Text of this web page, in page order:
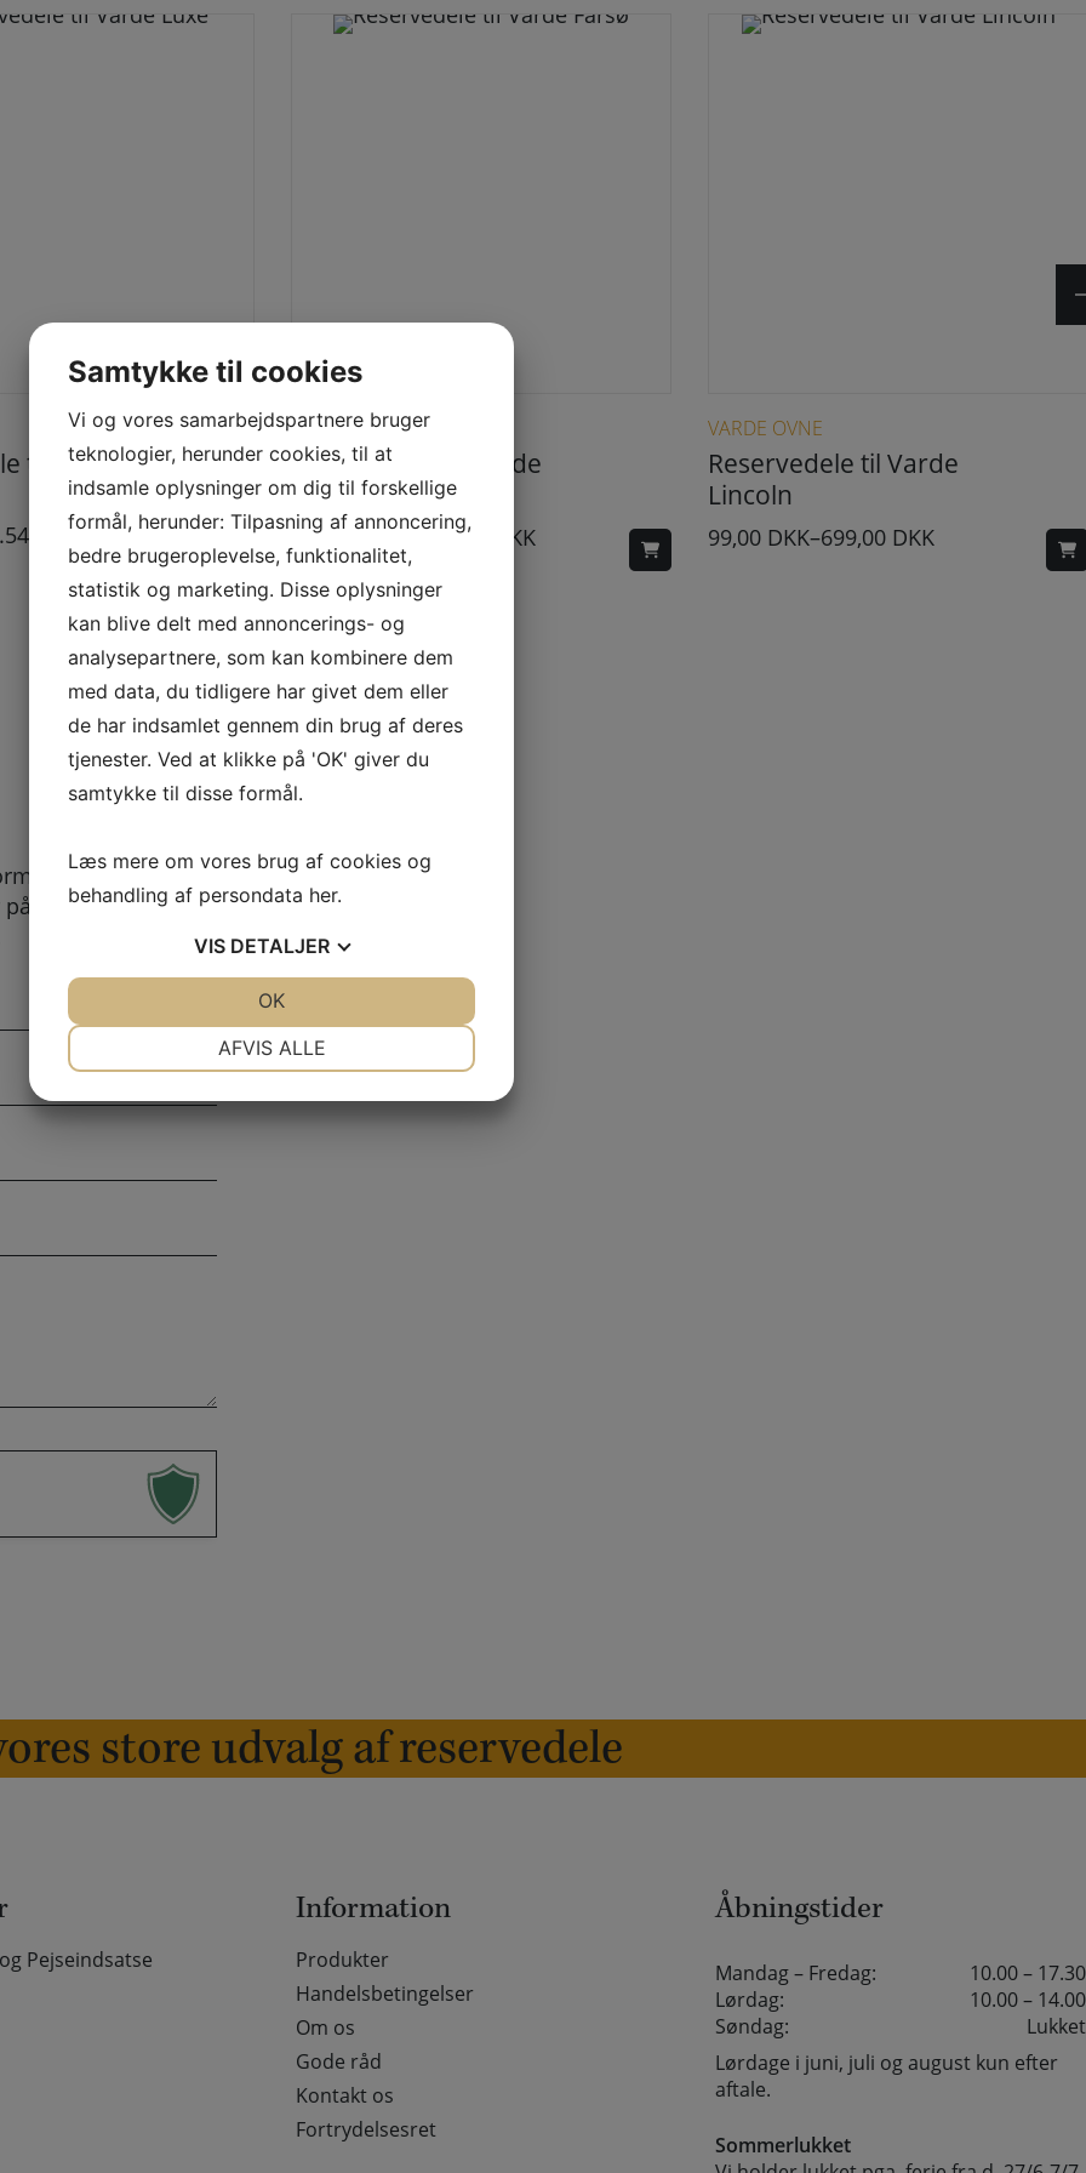
Dette vare har flere varianter. Mulighederne kan vælges på varesiden
til Varde Luxe
DKK
VARDE OVNE
Reservedele til Varde
Farsø
99,00 DKK–1.199,00 DKK
VARDE OVNE
Reservedele til Varde
Lincoln
99,00 DKK–699,00 DKK
kan
på her. Vi bestræber
store udvalg af reservedele
Pejseindsatse
Information
Produkter
Handelsbetingelser
Om os
Gode råd
Kontakt os
Fortrydelsesret
Åbningstider
Mandag – Fredag:
10.00 – 17.30
Lørdag:
10.00 – 14.00
Søndag:
Lukket
Lørdage i juni, juli og august kun efter
aftale.
Sommerlukket
Samtykke til cookies
Vi og vores samarbejdspartnere bruger
teknologier, herunder cookies, til at
indsamle oplysninger om dig til forskellige
formål, herunder: Tilpasning af annoncering,
bedre brugeroplevelse, funktionalitet,
statistik og marketing. Disse oplysninger
kan blive delt med annoncerings- og
analysepartnere, som kan kombinere dem
med data, du tidligere har givet dem eller
de har indsamlet gennem din brug af deres
tjenester. Ved at klikke på 'OK' giver du
samtykke til disse formål.
Læs mere om vores brug af cookies og
behandling af persondata her.
VIS DETALJER
AFVIS ALLE
OK